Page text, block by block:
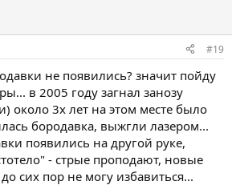
#19
не появились? значит пойду
в 2005 году загнал занозу
около 3х лет на этом месте было
бородавка, выжгли лазером...
появились на другой руке,
- стрые проподают, новые
сих пор не могу избавиться...